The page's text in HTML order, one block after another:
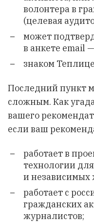
волонтера в
(целевая
может
в анкете email
знаком
Последний пункт
сложным. Как
вашего
если ваш
работает в
технологии
и независимых
работает с
гражданских
журналистов;